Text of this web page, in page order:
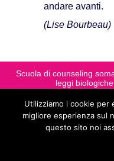
andare avanti.
(Lise Bourbeau)
Scuola di counseling
leggi
Tel. 348 310 2481 -
Operatore
Professionale
Utilizziamo i cookie per
migliore esperienza sul
questo sito noi